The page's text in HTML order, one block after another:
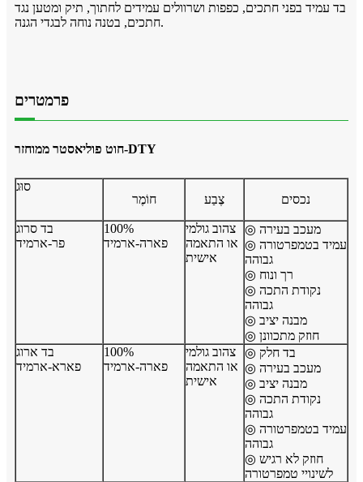
בד עמיד בפני חתכים, כפפות ושרוולים עמידים לחתוך, תיק ומטען נגד
חתכים, בטנה נוחה לבגדי הגנה.
פרמטרים
חוט פוליאסטר ממוחזר-DTY
סוּג
חוֹמֶר
צֶבַע נכסים
בד סרוג
פר-ארמיד
100%
פארה-ארמיד
צהוב גולמי
או התאמה
אישית
◎ מעכב בעירה
◎ עמיד בטמפרטורה
גבוהה
◎ רך ונוח
◎ נקודת התכה
גבוהה
◎ מבנה יציב
◎ חוזק מתכוונן
בד ארוג
פארא-ארמיד
100%
פארה-ארמיד
צהוב גולמי
או התאמה
אישית
◎ בד חלק
◎ מעכב בעירה
◎ מבנה יציב
◎ נקודת התכה
גבוהה
◎ עמיד בטמפרטורה
גבוהה
◎ חוזק לא רגיש
לשינויי טמפרטורה